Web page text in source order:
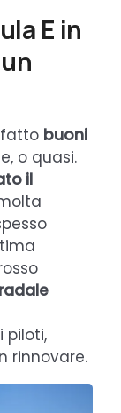
E in
buoni
o quasi.
il
piloti,
rinnovare.